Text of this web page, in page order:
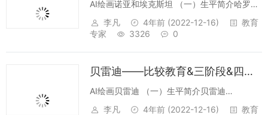
AI绘画诺亚和埃克斯坦 （一）生平简介哈罗德·
诺亚（Harold J. Noah）...
李凡 4年前 (2022-12-16)
教育
专家
3326 0
贝雷迪——比较教育&三阶段&四步法
AI绘画贝雷迪 （一）生平简介贝雷迪
（George Z.F.Bereday,1920---1983），美
李凡 4年前 (2022-12-16)
教育